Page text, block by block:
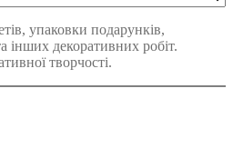
упаковки подарунків,
інших декоративних робіт.
творчості.